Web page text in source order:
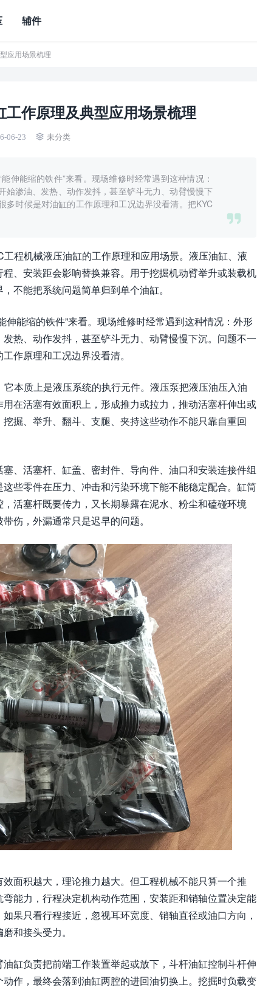
辅件
应用场景梳理
作原理及典型应用场景梳理
06-23 未分类
伸能缩的铁件”来看。现场维修时经常遇到这种情况：
始渗油、发热、动作发抖，甚至铲斗无力、动臂慢慢下
多时候是对油缸的工作原理和工况边界没看清。把KYC
程机械液压油缸的工作原理和应用场景。液压油缸、液
、安装距会影响替换兼容。用于挖掘机动臂举升或装载机
不能把系统问题简单归到单个油缸。
伸能缩的铁件”来看。现场维修时经常遇到这种情况：外形
热、动作发抖，甚至铲斗无力、动臂慢慢下沉。问题不一
作原理和工况边界没看清。
本质上是液压系统的执行元件。液压泵把液压油压入油
在活塞有效面积上，形成推力或拉力，推动活塞杆伸出或
掘、举升、翻斗、支腿、夹持这些动作不能只靠自重回
、活塞杆、缸盖、密封件、导向件、油口和安装连接件组
些零件在压力、冲击和污染环境下能不能稳定配合。缸筒
活塞杆既要传力，又长期暴露在泥水、粉尘和磕碰环境
伤，外漏通常只是迟早的问题。
面积越大，理论推力越大。但工程机械不能只算一个推
能力，行程决定机构动作范围，安装距和销轴位置决定能
果只看行程接近，忽视耳环宽度、销轴直径或油口方向，
和接头受力。
缸负责把前端工作装置举起或放下，斗杆油缸控制斗杆伸
作，最终会落到油缸两腔的进回油切换上。挖掘时负载变